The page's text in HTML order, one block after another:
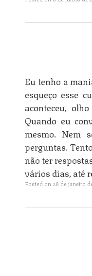
Eu tenho a
esqueço esse
aconteceu,
Quando eu
mesmo. Nem
perguntas.
não ter
vários dias, até
Posted on 28 de janeiro